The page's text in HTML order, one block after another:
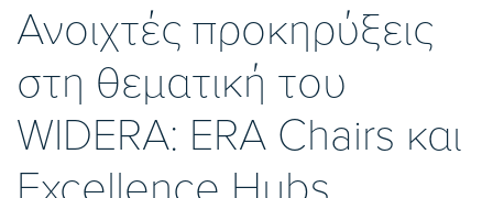
Ανοιχτές προκηρύξεις
στη θεματική του
WIDERA: ERA Chairs και